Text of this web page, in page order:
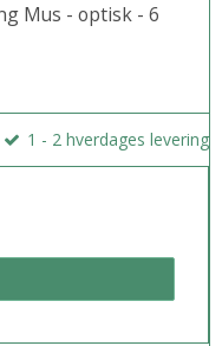
Mus - optisk - 6
1 - 2 hverdages levering